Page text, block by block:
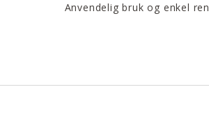
Anvendelig bruk og enkel